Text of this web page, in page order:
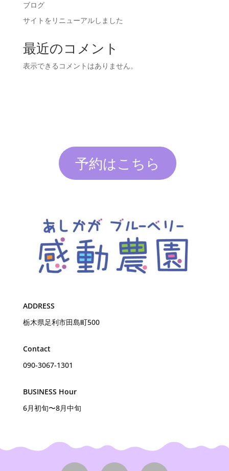
ブログ
サイトをリニューアルしました
最近のコメント
表示できるコメントはありません。
予約はこちら
ADDRESS
栃木県足利市田島町500
Contact
090-3067-1301
BUSINESS Hour
6月初旬〜8月中旬